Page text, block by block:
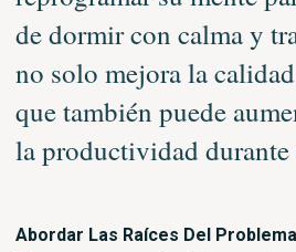
de dormir con calma y
no solo mejora la
que también puede
la productividad durante
Abordar Las Raíces Del Problema